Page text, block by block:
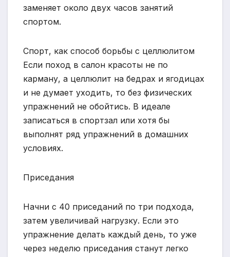
заменяет около двух часов занятий
спортом.
Спорт, как способ борьбы с целлюлитом
Если поход в салон красоты не по
карману, а целлюлит на бедрах и ягодицах
и не думает уходить, то без физических
упражнений не обойтись. В идеале
записаться в спортзал или хотя бы
выполнят ряд упражнений в домашних
условиях.
Приседания
Начни с 40 приседаний по три подхода,
затем увеличивай нагрузку. Если это
упражнение делать каждый день, то уже
через неделю приседания станут легко